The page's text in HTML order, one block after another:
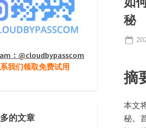
秘
摘
本文
秘。
：@cloudbypasscom
我们领取免费试用
的文章